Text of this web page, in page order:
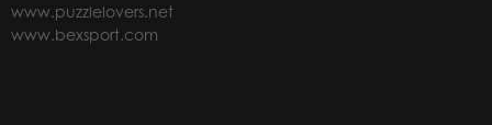
www.puzzlelovers.net
www.bexsport.com